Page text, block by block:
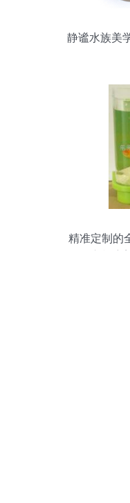
静谧水族美
精准定制的